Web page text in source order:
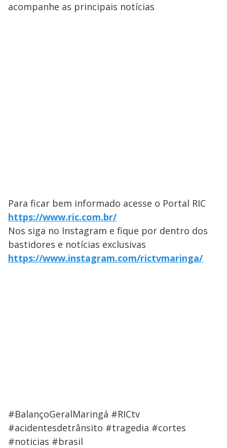
acompanhe as principais notícias
Para ficar bem informado acesse o Portal RIC
https://www.ric.com.br/
Nos siga no Instagram e fique por dentro dos
bastidores e notícias exclusivas
https://www.instagram.com/rictvmaringa/
#BalançoGeralMaringá #RICtv
#acidentesdetrânsito #tragedia #cortes
#noticias #brasil